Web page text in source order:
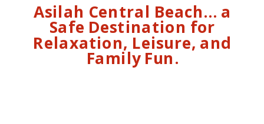
Asilah Central Beach… a
Safe Destination for
Relaxation, Leisure, and
Family Fun.